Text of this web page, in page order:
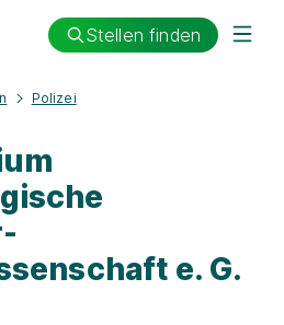
Stellen finden
Polizei
e. G.